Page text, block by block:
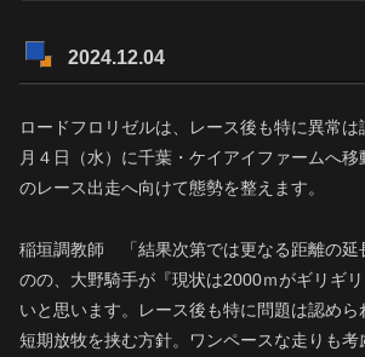
2024.12.04
ロードフロリゼルは、レース後も特に異常
月４日（水）に千葉・ケイアイファームへ
のレース出走へ向けて態勢を整えます。
稲垣調教師 「結果次第では更なる距離の延
のの、大野騎手が『現状は2000ｍがギリギ
いと思います。レース後も特に問題は認め
短期放牧を挟む方針。ワンペースな走りも